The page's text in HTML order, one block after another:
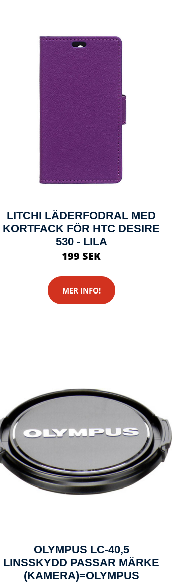
LITCHI LÄDERFODRAL MED
KORTFACK FÖR HTC DESIRE
530 - LILA
199 SEK
MER INFO!
OLYMPUS LC-40,5
LINSSKYDD PASSAR MÄRKE
(KAMERA)=OLYMPUS